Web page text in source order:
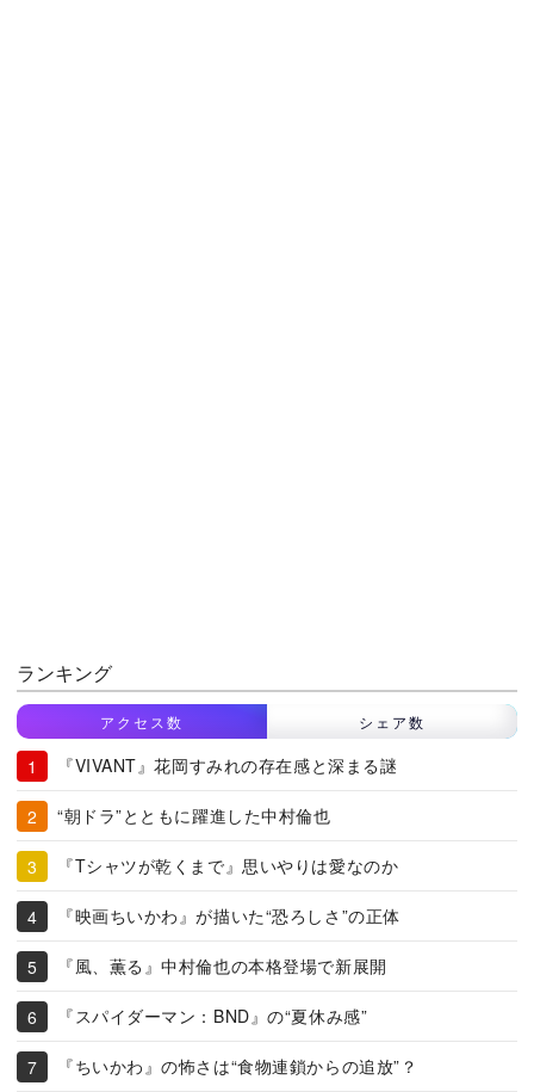
ランキング
アクセス数 シェア数
『VIVANT』花岡すみれの存在感と深まる謎
“朝ドラ”とともに躍進した中村倫也
『Tシャツが乾くまで』思いやりは愛なのか
『映画ちいかわ』が描いた“恐ろしさ”の正体
『風、薫る』中村倫也の本格登場で新展開
『スパイダーマン：BND』の“夏休み感”
『ちいかわ』の怖さは“食物連鎖からの追放”？